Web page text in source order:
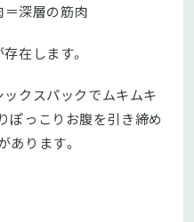
深層の筋肉
在します。
クスパックでムキムキ
ぽっこりお腹を引き締め
あります。